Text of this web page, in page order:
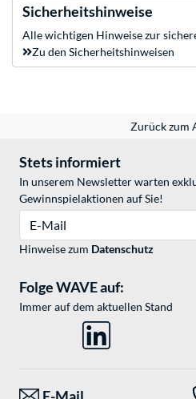
Sicherheitshinweise
Alle wichtigen Hinweise zur
Zu den Sicherheitshinweisen
Zurück zum
Stets informiert
In unserem Newsletter warten
Gewinnspielaktionen auf Sie!
Hinweise zum Datenschutz
Folge WAVE auf:
Immer auf dem aktuellen Stand